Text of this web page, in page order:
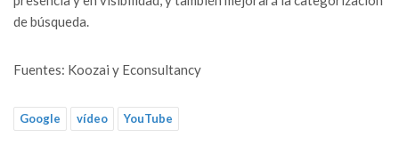
de búsqueda.
Fuentes: Koozai y Econsultancy
Google vídeo YouTube